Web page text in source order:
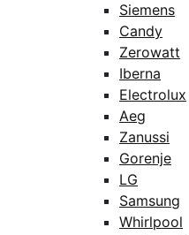
Siemens
Candy
Zerowatt
Iberna
Electrolux
Aeg
Zanussi
Gorenje
LG
Samsung
Whirlpool